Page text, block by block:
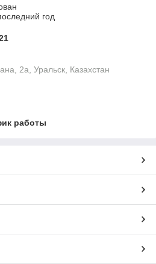
год
2а, Уральск, Казахстан
работы